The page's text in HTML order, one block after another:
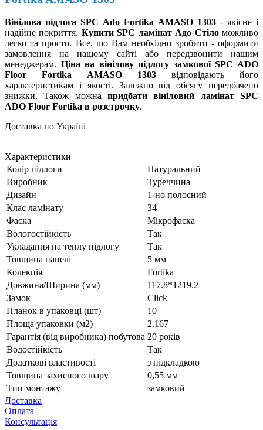
Вінілова підлога SPC Ado Fortika AMASO 1303 - якісне і
надійне покриття. Купити SPC ламінат Адо Стіломожливо
легко та просто. Все, що Вам необхідно зробити - оформити
замовлення на нашому сайті або передзвонити нашим
менеджерам. Ціна на вінілову підлогу замкової SPC ADO
Floor Fortika AMASO 1303 відповідають його
характеристикам і якості. Залежно від обсягу передбачено
знижки. Також можна придбати вініловий ламінат SPC
ADO Floor Fortika в розстрочку.
Доставка по Україні
Характеристики
Колір підлоги
Натуральний
Виробник
Туреччина
Дизайн
1-но полосний
Клас ламінату
34
Фаска
Мікрофаска
Вологостійкість
Так
Укладання на теплу підлогу
Так
Товщина панелі
5 мм
Колекція
Fortika
Довжина/Ширина (мм)
117.8*1219.2
Замок
Click
Планок в упаковці (шт)
10
Площа упаковки (м2)
2.167
Гарантія (від виробника) побутова 20 років
Водостійкість
Так
Додаткові властивості
з підкладкою
Товщина захисного шару
0,55 мм
Тип монтажу
замковий
Доставка
Оплата
Консультація